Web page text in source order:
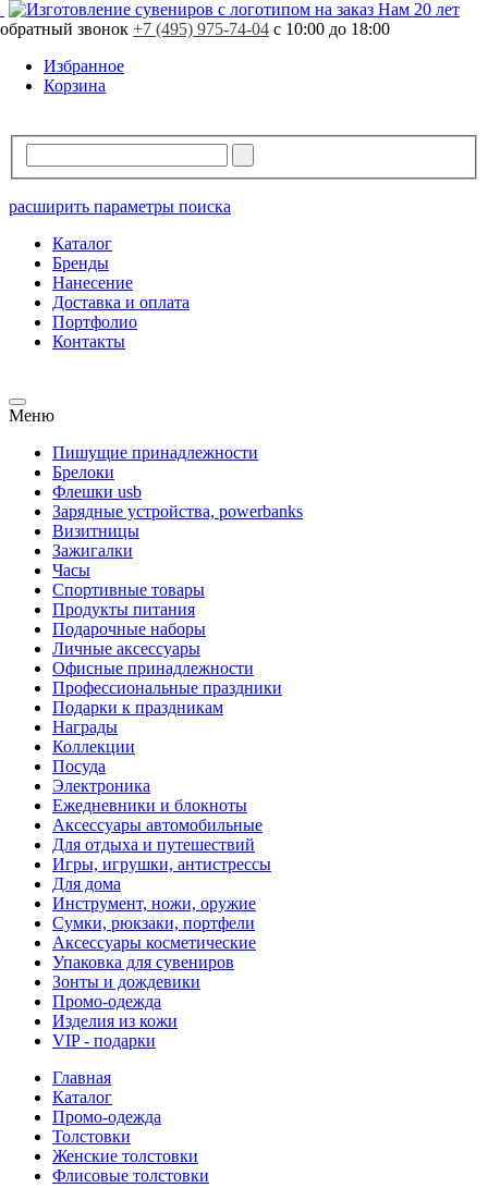
Нам 20 лет
обратный звонок +7 (495) 975-74-04 с 10:00 до 18:00
Избранное
Корзина
расширить параметры поиска
Каталог
Бренды
Нанесение
Доставка и оплата
Портфолио
Контакты
Меню
Пишущие принадлежности
Брелоки
Флешки usb
Зарядные устройства, powerbanks
Визитницы
Зажигалки
Часы
Спортивные товары
Продукты питания
Подарочные наборы
Личные аксессуары
Офисные принадлежности
Профессиональные праздники
Подарки к праздникам
Награды
Коллекции
Посуда
Электроника
Ежедневники и блокноты
Аксессуары автомобильные
Для отдыха и путешествий
Игры, игрушки, антистрессы
Для дома
Инструмент, ножи, оружие
Сумки, рюкзаки, портфели
Аксессуары косметические
Упаковка для сувениров
Зонты и дождевики
Промо-одежда
Изделия из кожи
VIP - подарки
Главная
Каталог
Промо-одежда
Толстовки
Женские толстовки
Флисовые толстовки
Свободно33 шт.
В резерве 0 шт.
Заказная программа! Поставка от 15 рабочих дней
Стоимость продукции может отличаться.